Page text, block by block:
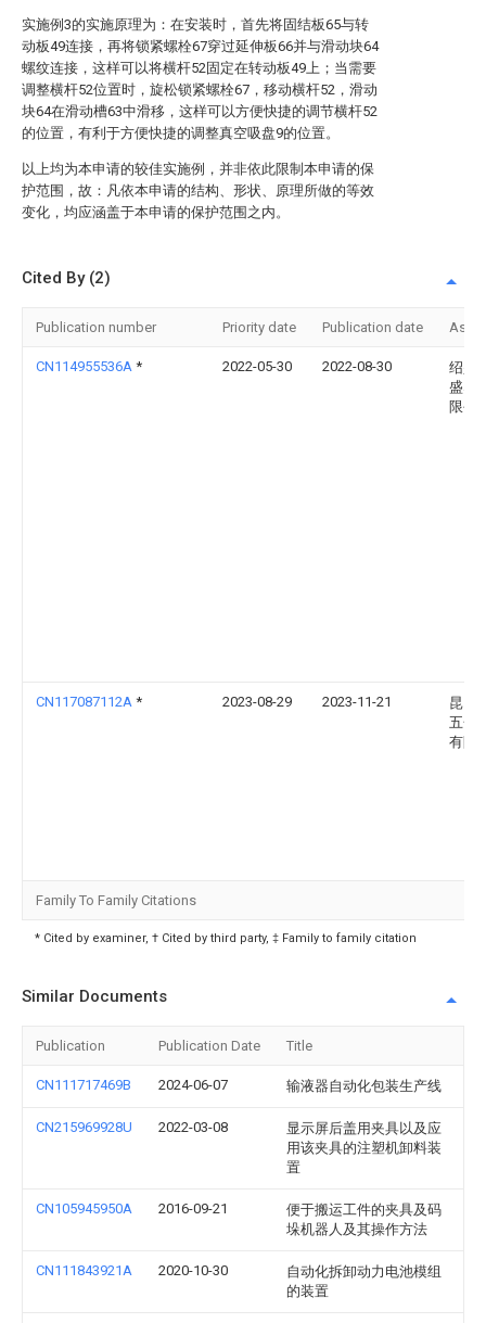
实施例3的实施原理为：在安装时，首先将固结板65与转
动板49连接，再将锁紧螺栓67穿过延伸板66并与滑动块64
螺纹连接，这样可以将横杆52固定在转动板49上；当需要
调整横杆52位置时，旋松锁紧螺栓67，移动横杆52，滑动
块64在滑动槽63中滑移，这样可以方便快捷的调节横杆52
的位置，有利于方便快捷的调整真空吸盘9的位置。
以上均为本申请的较佳实施例，并非依此限制本申请的保
护范围，故：凡依本申请的结构、形状、原理所做的等效
变化，均应涵盖于本申请的保护范围之内。
Cited By (2)
Publication number Priority date Publication date
CN114955536A * 2022-05-30 2022-08-30
绍兴
盛塑
限公
CN117087112A * 2023-08-29 2023-11-21
昆山
五金
有限
Family To Family Citations
* Cited by examiner, † Cited by third party, ‡ Family to family citation
Similar Documents
Publication Publication Date Title
CN111717469B 2024-06-07 输液器自动化包装生产线
CN215969928U 2022-03-08
显示屏后盖用夹具以及应
用该夹具的注塑机卸料装
置
CN105945950A 2016-09-21
便于搬运工件的夹具及码
垛机器人及其操作方法
CN111843921A 2020-10-30
自动化拆卸动力电池模组
的装置